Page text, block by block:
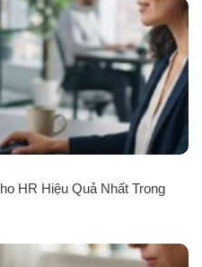
HR Hiệu Quả Nhất Trong